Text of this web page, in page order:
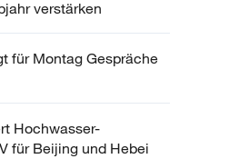
verstärken
für Montag Gespräche
Hochwasser-
für Beijing und Hebei